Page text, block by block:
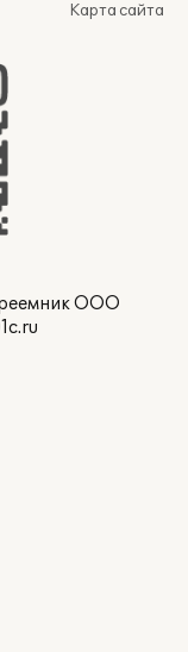
Карта сайта
ООО